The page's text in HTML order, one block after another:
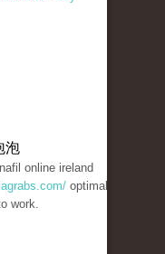
泡
online ireland
optimal
work.